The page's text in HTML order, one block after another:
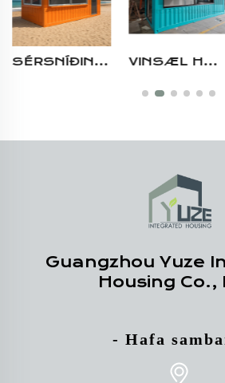
VINSÆL HÖNNUN SÉRSNÍÐIN STEYPUHYRNA FERÐALAGSSKIPULAGS CONTAINER FYRIR VERSLUN SÉRSNÍÐIN VERSLUNARBÍLSTÖÐ ÚR FORFRAMLEIDDUM HÓLUM, INNIFELDIS MATVINNUSTÖÐ MEÐ TERRASS
Guangzhou Yuze
Housing Co.,
- Hafa